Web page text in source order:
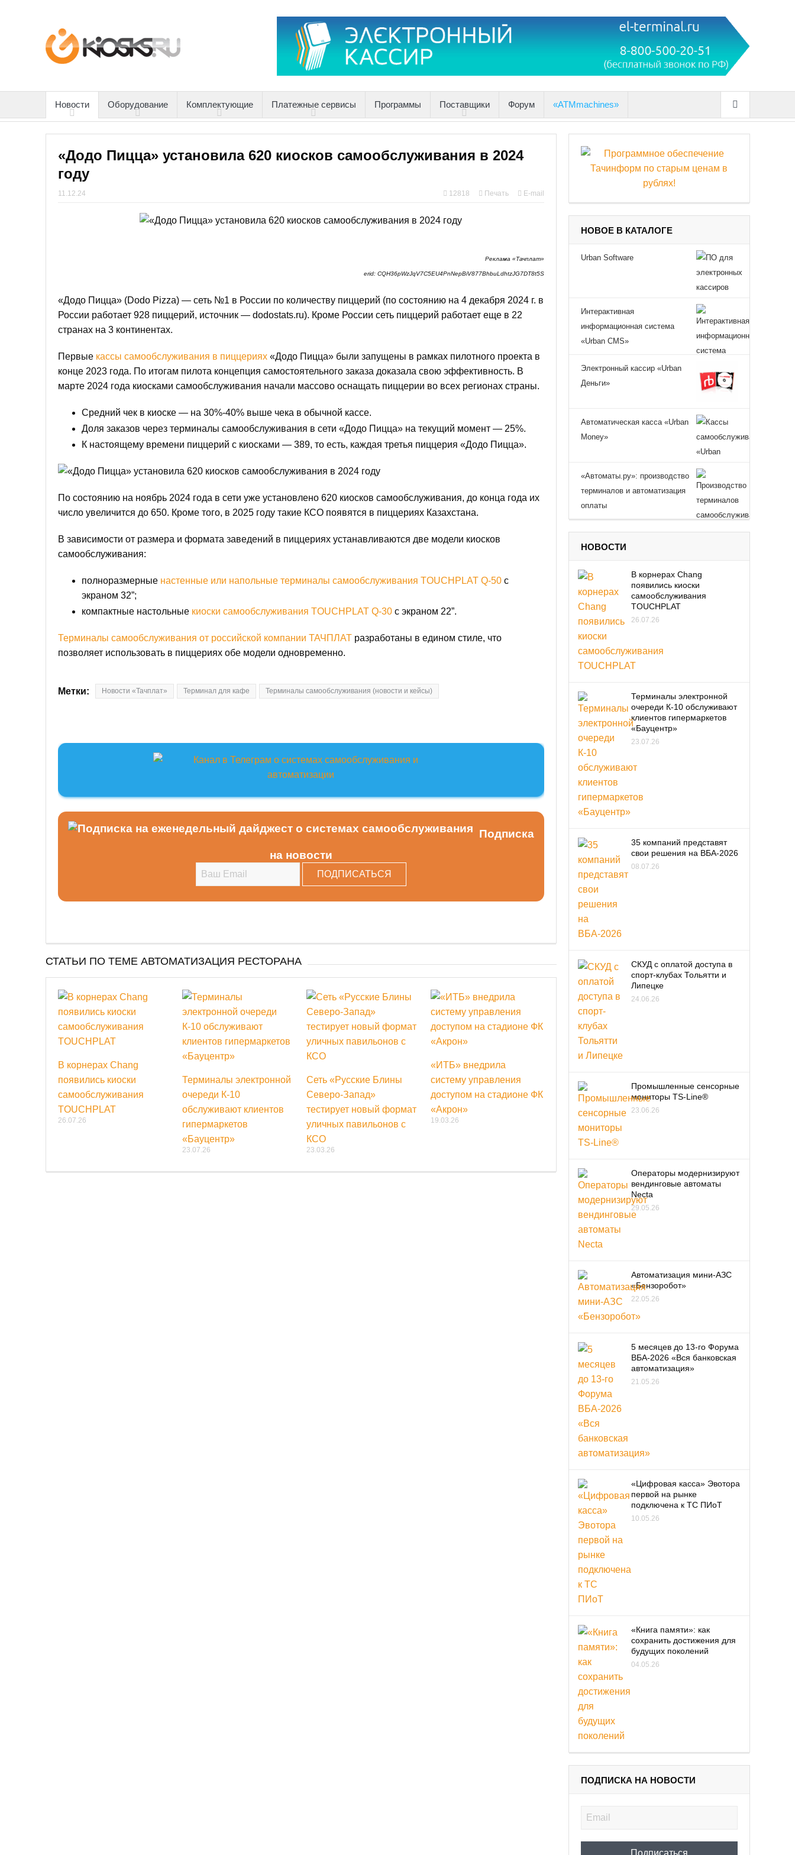
Новости Оборудование Комплектующие Платежные сервисы Программы Поставщики Форум «ATMmachines»
«Додо Пицца» установила 620 киосков самообслуживания в 2024
году
11.12.24 12818 Печать E-mail
Реклама «Тачплат»
erid: CQH36pWzJqV7C5EU4PnNepBiV877BhbuLdhtzJG7DT8t5S
«Додо Пицца» (Dodo Pizza) — сеть №1 в России по количеству пиццерий (по состоянию на 4 декабря 2024 г. в
России работает 928 пиццерий, источник — dodostats.ru). Кроме России сеть пиццерий работает еще в 22
странах на 3 континентах.
Первые кассы самообслуживания в пиццериях«Додо Пицца» были запущены в рамках пилотного проекта в
конце 2023 года. По итогам пилота концепция самостоятельного заказа доказала свою эффективность. В
марте 2024 года киосками самообслуживания начали массово оснащать пиццерии во всех регионах страны.
Средний чек в киоске — на 30%-40% выше чека в обычной кассе.
Доля заказов через терминалы самообслуживания в сети «Додо Пицца» на текущий момент — 25%.
К настоящему времени пиццерий с киосками — 389, то есть, каждая третья пиццерия «Додо Пицца».
По состоянию на ноябрь 2024 года в сети уже установлено 620 киосков самообслуживания, до конца года их
число увеличится до 650. Кроме того, в 2025 году такие КСО появятся в пиццериях Казахстана.
В зависимости от размера и формата заведений в пиццериях устанавливаются две модели киосков
самообслуживания:
полноразмерные настенные или напольные терминалы самообслуживания TOUCHPLAT Q-50с
экраном 32”;
компактные настольные киоски самообслуживания TOUCHPLAT Q-30с экраном 22”.
Терминалы самообслуживания от российской компании ТАЧПЛАТразработаны в едином стиле, что
позволяет использовать в пиццериях обе модели одновременно.
Метки: Новости «Тачплат» Терминал для кафе Терминалы самообслуживания (новости и кейсы)
Подписка
на новости
СТАТЬИ ПО ТЕМЕ АВТОМАТИЗАЦИЯ РЕСТОРАНА
В корнерах Chang
появились киоски
самообслуживания
TOUCHPLAT
26.07.26
Терминалы электронной
очереди К-10
обслуживают клиентов
гипермаркетов
«Бауцентр»
23.07.26
Сеть «Русские Блины
Северо-Запад»
тестирует новый формат
уличных павильонов с
КСО
23.03.26
«ИТБ» внедрила
систему управления
доступом на стадионе ФК
«Акрон»
19.03.26
НОВОЕ В КАТАЛОГЕ
Urban Software
Интерактивная
информационная система
«Urban CMS»
Электронный кассир «Urban
Деньги»
Автоматическая касса «Urban
Money»
«Автоматы.ру»: производство
терминалов и автоматизация
оплаты
НОВОСТИ
В корнерах Chang
появились киоски
самообслуживания
TOUCHPLAT
26.07.26
Терминалы электронной
очереди К-10 обслуживают
клиентов гипермаркетов
«Бауцентр»
23.07.26
35 компаний представят
свои решения на ВБА-2026
08.07.26
СКУД с оплатой доступа в
спорт-клубах Тольятти и
Липецке
24.06.26
Промышленные сенсорные
мониторы TS-Line®
23.06.26
Операторы модернизируют
вендинговые автоматы
Necta
29.05.26
Автоматизация мини-АЗС
«Бензоробот»
22.05.26
5 месяцев до 13-го Форума
ВБА-2026 «Вся банковская
автоматизация»
21.05.26
«Цифровая касса» Эвотора
первой на рынке
подключена к ТС ПИоТ
10.05.26
«Книга памяти»: как
сохранить достижения для
будущих поколений
04.05.26
ПОДПИСКА НА НОВОСТИ